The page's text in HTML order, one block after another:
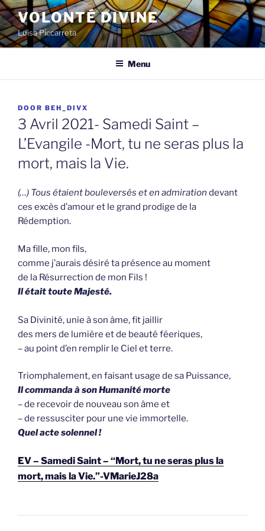
Spring
naar
de
inhoud
VOLONTÉ DIVINE
Luisa Piccarreta
Menu
GEPLAATST
OP
DOOR BEH_DIVX
3 Avril 2021- Samedi Saint –
L’Evangile -Mort, tu ne seras plus la
mort, mais la Vie.
(…) Tous étaient bouleversés et en admiration devant
ces excès d’amour et le grand prodige de la
Rédemption.
Ma fille, mon fils,
comme j’aurais désiré ta présence au moment
de la Résurrection de mon Fils !
Il était toute Majesté.
Sa Divinité, unie à son âme, fit jaillir
des mers de lumière et de beauté féeriques,
– au point d’en remplir le Ciel et terre.
Triomphalement, en faisant usage de sa Puissance,
Il commanda à son Humanité morte
– de recevoir de nouveau son âme et
– de ressusciter pour une vie immortelle.
Quel acte solennel !
EV – Samedi Saint – “Mort, tu ne seras plus la
mort, mais la Vie.”-VMarieJ28a